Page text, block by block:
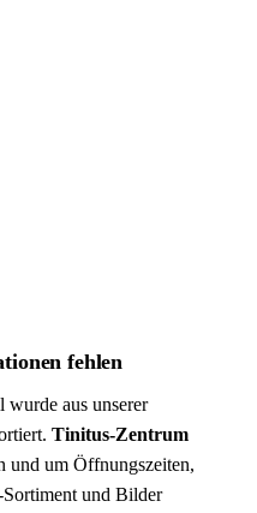
fehlen
aus unserer
Tinitus-Zentrum
und um Öffnungszeiten,
und Bilder